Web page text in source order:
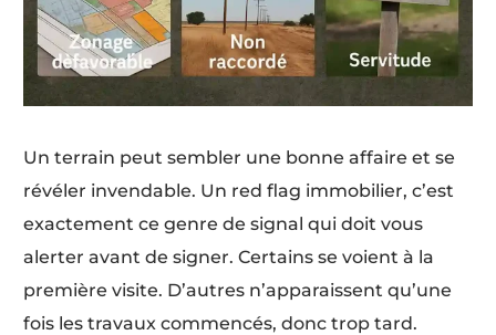
Un terrain peut sembler une bonne affaire et se
révéler invendable. Un red flag immobilier, c’est
exactement ce genre de signal qui doit vous
alerter avant de signer. Certains se voient à la
première visite. D’autres n’apparaissent qu’une
fois les travaux commencés, donc trop tard.